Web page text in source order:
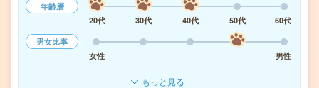
年齢層
20代
30代 40代 50代
60代
男女比率
女性
男性
もっと見る